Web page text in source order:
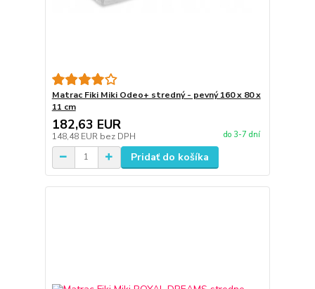
Matrac Fiki Miki Odeo+ stredný - pevný 160 x 80 x
11 cm
182,63 EUR
148,48 EUR bez DPH do 3-7 dní
Pridať do košíka